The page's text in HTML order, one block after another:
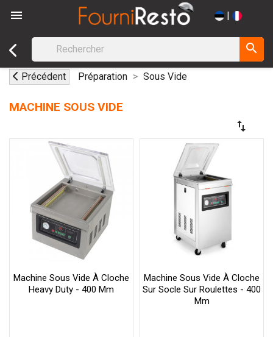
 |
search
Précédent Préparation Sous Vide
MACHINE SOUS VIDE
swap_vert
Machine Sous Vide À Cloche
Heavy Duty - 400 Mm
Machine Sous Vide À Cloche
Sur Socle Sur Roulettes - 400
Mm